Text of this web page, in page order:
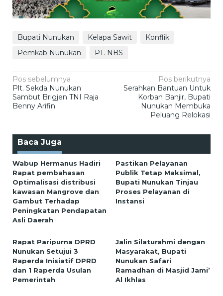
Bupati Nunukan Kelapa Sawit
Konflik
Pemkab Nunukan
PT. NBS
Navigasi
pos
Pos sebelumnya
Plt. Sekda Nunukan
Sambut Brigjen TNI Raja
Benny Arifin
Pos berikutnya
Serahkan Bantuan Untuk
Korban Banjir, Bupati
Nunukan Membuka
Peluang Relokasi
Baca Juga
Wabup Hermanus Hadiri
Rapat pembahasan
Optimalisasi distribusi
kawasan Mangrove dan
Gambut Terhadap
Peningkatan Pendapatan
Asli Daerah
Pastikan Pelayanan
Publik Tetap Maksimal,
Bupati Nunukan Tinjau
Proses Pelayanan di
Instansi
Rapat Paripurna DPRD
Nunukan Setujui 3
Raperda Inisiatif DPRD
dan 1 Raperda Usulan
Pemerintah
Jalin Silaturahmi dengan
Masyarakat, Bupati
Nunukan Safari
Ramadhan di Masjid Jami’
Al Ikhlas